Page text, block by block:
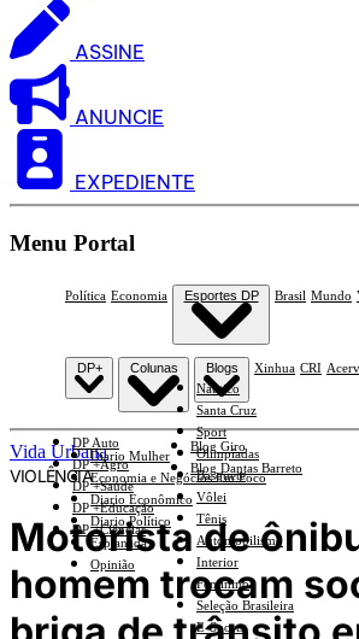
ASSINE
ANUNCIE
EXPEDIENTE
Menu Portal
Política Economia Esportes DP
Náutico
Santa Cruz
Sport
Olimpíadas
Basquete
Vôlei
Tênis
Automobilismo
Interior
Feminino
Seleção Brasileira
E-Sports
Brasil Mundo
DP+
DP Auto
DP +Agro
DP +Saúde
DP +Educação
DP +Ciências
Colunas
Diario Mulher
Economia e Negócios Em Foco
Diario Econômico
Diario Político
Esplanada
Opinião
Blogs
Blog Giro
Blog Dantas Barreto
Xinhua CRI
Vida Urbana
VIOLÊNCIA
Motorista de
homem trocam